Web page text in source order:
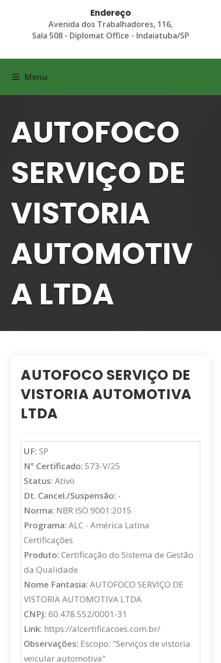
Endereço
Avenida dos Trabalhadores, 116,
Sala 508 - Diplomat Office - Indaiatuba/SP
Menu
AUTOFOCO
SERVIÇO DE
VISTORIA
AUTOMOTIV
A LTDA
AUTOFOCO SERVIÇO DE
VISTORIA AUTOMOTIVA
LTDA
UF: SP
N° Certificado: 573-V/25
Status: Ativo
Dt. Cancel./Suspensão: -
Norma: NBR ISO 9001:2015
Programa: ALC - América Latina
Certificações
Produto: Certificação do Sistema de Gestão
da Qualidade
Nome Fantasia: AUTOFOCO SERVIÇO DE
VISTORIA AUTOMOTIVA LTDA
CNPJ: 60.478.552/0001-31
Link: https://alcertificacoes.com.br/
Observações: Escopo: "Serviços de vistoria
veicular automotiva"